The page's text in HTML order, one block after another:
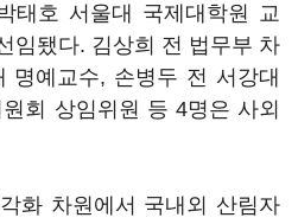
태호 서울대 국제대학원 교
임됐다. 김상희 전 법무부 차
명예교수, 손병두 전 서강대
회 상임위원 등 4명은 사외
화 차원에서 국내외 산림자